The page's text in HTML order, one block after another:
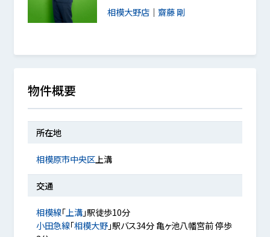
相模大野店｜ 齋藤 剛
物件概要
所在地
相模原市中央区 上溝
交通
相模線「 上溝」駅徒歩10分
小田急線「相模大野」駅バス34分 亀ヶ池八幡宮前 停歩